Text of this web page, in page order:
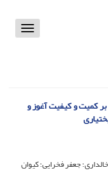
Toggle
کمیت و کیفیت آغوز و
جعفر فخرایی؛ کیوان